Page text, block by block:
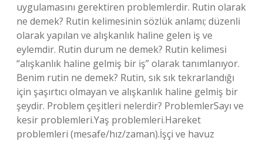
uygulamasını gerektiren problemlerdir. Rutin olarak
ne demek? Rutin kelimesinin sözlük anlamı; düzenli
olarak yapılan ve alışkanlık haline gelen iş ve
eylemdir. Rutin durum ne demek? Rutin kelimesi
“alışkanlık haline gelmiş bir iş” olarak tanımlanıyor.
Benim rutin ne demek? Rutin, sık sık tekrarlandığı
için şaşırtıcı olmayan ve alışkanlık haline gelmiş bir
şeydir. Problem çeşitleri nelerdir? ProblemlerSayı ve
kesir problemleri.Yaş problemleri.Hareket
problemleri (mesafe/hız/zaman).İşçi ve havuz